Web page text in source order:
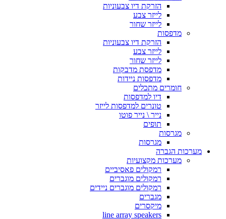
הזרקת דיו צבעוניות
לייזר צבע
לייזר שחור
מדפסות
הזרקת דיו צבעוניות
לייזר צבע
לייזר שחור
מדפסת מדבקות
מדפסות ניידות
חומרים מתכלים
דיו למדפסות
טונרים למדפסות לייזר
נייר \ נייר פוטו
תופים
מגרסות
מגרסות
מערכות הגברה
מערכות מקצועיות
רמקולים פאסיביים
רמקולים מוגברים
רמקולים מוגברים ניידים
מגברים
מיקסרים
line array speakers